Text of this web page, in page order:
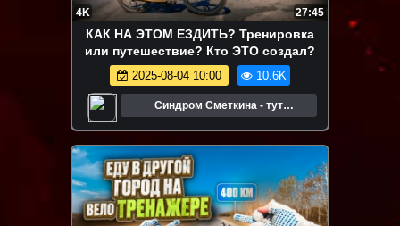
4K 27:45
КАК НА ЭТОМ ЕЗДИТЬ? Тренировка
или путешествие? Кто ЭТО создал?
2025-08-04 10:00 10.6K
Синдром Сметкина - тут